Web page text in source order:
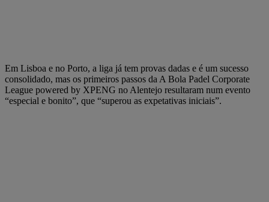
Em Lisboa e no Porto, a liga já tem provas dadas e é um sucesso
consolidado, mas os primeiros passos da A Bola Padel Corporate
League powered by XPENG no Alentejo resultaram num evento
“especial e bonito”, que “superou as expetativas iniciais”.